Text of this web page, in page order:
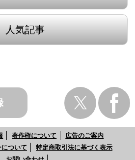
人気記事
著作権について
広告のご案内
ついて
特定商取引法に基づく表示